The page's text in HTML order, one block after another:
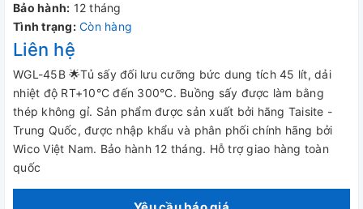
Bảo hành: 12 tháng
Tình trạng: Còn hàng
Liên hệ
WGL-45B 🌟Tủ sấy đối lưu cưỡng bức dung tích 45 lít, dải
nhiệt độ RT+10°C đến 300°C. Buồng sấy được làm bằng
thép không gỉ. Sản phẩm được sản xuất bởi hãng Taisite -
Trung Quốc, được nhập khẩu và phân phối chính hãng bởi
Wico Việt Nam. Bảo hành 12 tháng. Hỗ trợ giao hàng toàn
quốc